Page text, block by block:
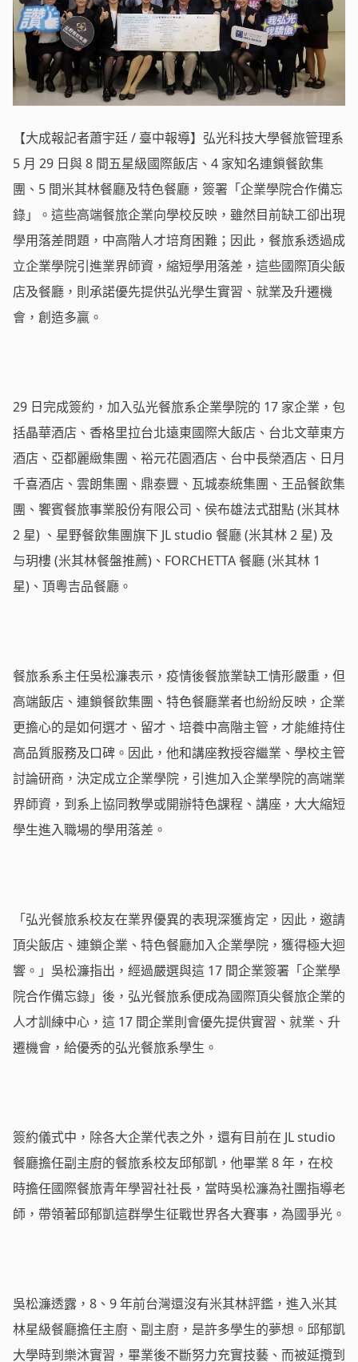
【大成報記者蕭宇廷 / 臺中報導】弘光科技大學餐旅管理系
5 月 29 日與 8 間五星級國際飯店、4 家知名連鎖餐飲集
團、5 間米其林餐廳及特色餐廳，簽署「企業學院合作備忘
錄」。這些高端餐旅企業向學校反映，雖然目前缺工卻出現
學用落差問題，中高階人才培育困難；因此，餐旅系透過成
立企業學院引進業界師資，縮短學用落差，這些國際頂尖飯
店及餐廳，則承諾優先提供弘光學生實習、就業及升遷機
會，創造多贏。
29 日完成簽約，加入弘光餐旅系企業學院的 17 家企業，包
括晶華酒店、香格里拉台北遠東國際大飯店、台北文華東方
酒店、亞都麗緻集團、裕元花園酒店、台中長榮酒店、日月
千喜酒店、雲朗集團、鼎泰豐、瓦城泰統集團、王品餐飲集
團、饗賓餐旅事業股份有限公司、侯布雄法式甜點 (米其林
2 星) 、星野餐飲集團旗下 JL studio 餐廳 (米其林 2 星) 及
与玥樓 (米其林餐盤推薦)、FORCHETTA 餐廳 (米其林 1
星)、頂粵吉品餐廳。
餐旅系系主任吳松濂表示，疫情後餐旅業缺工情形嚴重，但
高端飯店、連鎖餐飲集團、特色餐廳業者也紛紛反映，企業
更擔心的是如何選才、留才、培養中高階主管，才能維持住
高品質服務及口碑。因此，他和講座教授容繼業、學校主管
討論研商，決定成立企業學院，引進加入企業學院的高端業
界師資，到系上協同教學或開辦特色課程、講座，大大縮短
學生進入職場的學用落差。
「弘光餐旅系校友在業界優異的表現深獲肯定，因此，邀請
頂尖飯店、連鎖企業、特色餐廳加入企業學院，獲得極大迴
響。」吳松濂指出，經過嚴選與這 17 間企業簽署「企業學
院合作備忘錄」後，弘光餐旅系便成為國際頂尖餐旅企業的
人才訓練中心，這 17 間企業則會優先提供實習、就業、升
遷機會，給優秀的弘光餐旅系學生。
簽約儀式中，除各大企業代表之外，還有目前在 JL studio
餐廳擔任副主廚的餐旅系校友邱郁凱，他畢業 8 年，在校
時擔任國際餐旅青年學習社社長，當時吳松濂為社團指導老
師，帶領著邱郁凱這群學生征戰世界各大賽事，為國爭光。
吳松濂透露，8、9 年前台灣還沒有米其林評鑑，進入米其
林星級餐廳擔任主廚、副主廚，是許多學生的夢想。邱郁凱
大學時到樂沐實習，畢業後不斷努力充實技藝、而被延攬到